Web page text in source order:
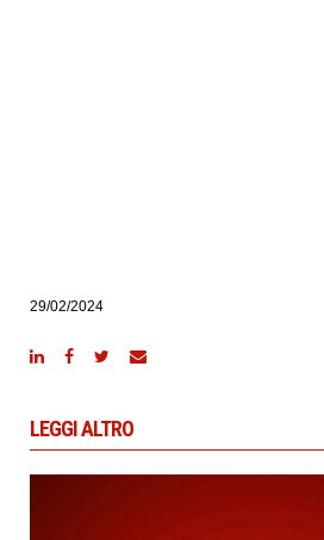
29/02/2024
LEGGI ALTRO